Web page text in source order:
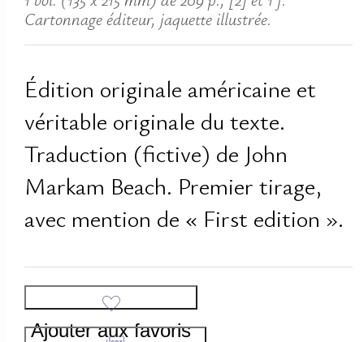
Cartonnage éditeur, jaquette illustrée.
Édition originale américaine et
véritable originale du texte.
Traduction (fictive) de John
Markam Beach. Premier tirage,
avec mention de « First edition ».
Ajouter aux favoris